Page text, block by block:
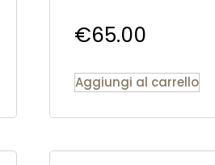
€65.00
Aggiungi al carrello